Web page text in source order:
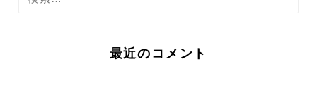
最近のコメント